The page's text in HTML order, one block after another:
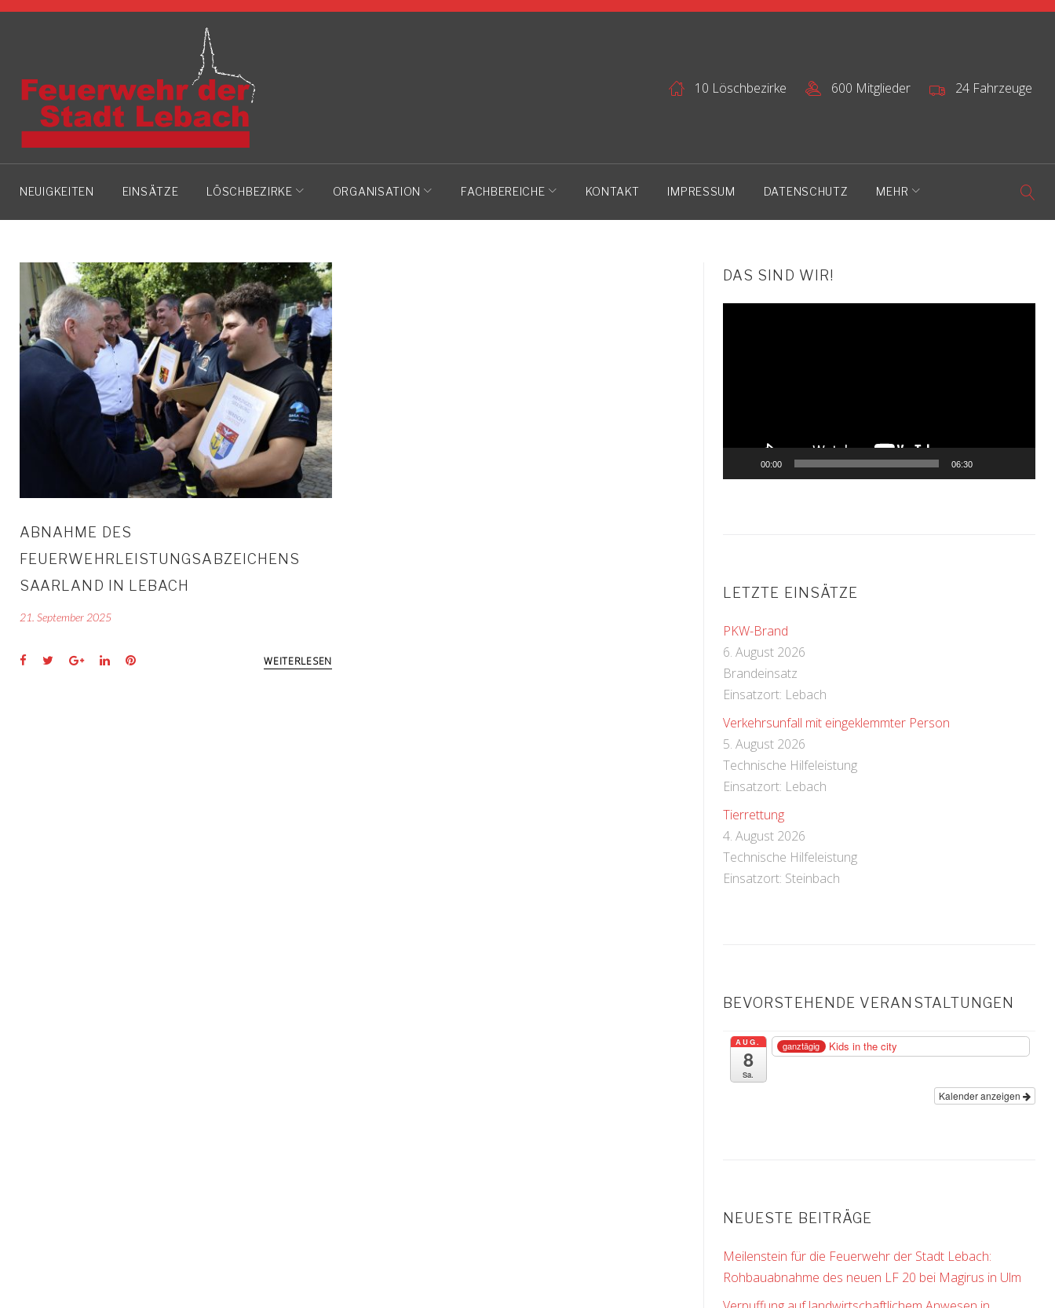
Skip
10 Löschbezirke 600 Mitglieder 24 Fahrzeuge
NEUIGKEITEN EINSÄTZE LÖSCHBEZIRKE ORGANISATION FACHBEREICHE KONTAKT IMPRESSUM DATENSCHUTZ MEHR
TAG:
21.
SEPTEMBER
2025
ABNAHME DES
FEUERWEHRLEISTUNGSABZEICHENS
SAARLAND IN LEBACH
21. September 2025
Facebook
TwitterGoogle+LinkedInPinterest WEITERLESEN
DAS SIND WIR!
00:00 06:30
LETZTE EINSÄTZE
PKW-Brand
6. August 2026
Brandeinsatz
Einsatzort: Lebach
Verkehrsunfall mit eingeklemmter Person
5. August 2026
Technische Hilfeleistung
Einsatzort: Lebach
Tierrettung
4. August 2026
Technische Hilfeleistung
Einsatzort: Steinbach
BEVORSTEHENDE VERANSTALTUNGEN
AUG.
8
Sa.
ganztägig Kids in the city
Kalender anzeigen
NEUESTE BEITRÄGE
Meilenstein für die Feuerwehr der Stadt Lebach:
Rohbauabnahme des neuen LF 20 bei Magirus in Ulm